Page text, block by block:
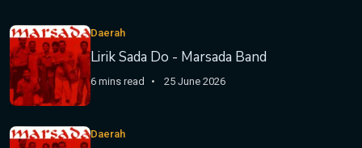
Daerah
Lirik Sada Do - Marsada Band
6 mins read 25 June 2026
Daerah